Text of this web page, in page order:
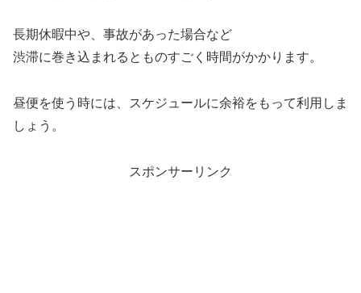
長期休暇中や、事故があった場合など
渋滞に巻き込まれるとものすごく時間がかかります。
昼便を使う時には、スケジュールに余裕をもって利用しま
しょう。
スポンサーリンク